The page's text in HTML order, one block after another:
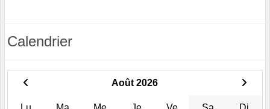
Calendrier
Août 2026